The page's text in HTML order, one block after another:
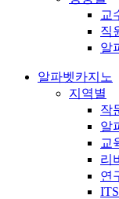
교
직
알
알파벳카지노
지역별
작
알
교
리
연
ITS